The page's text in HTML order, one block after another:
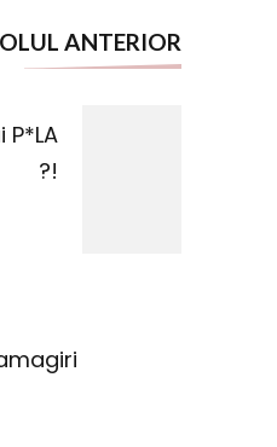
NavigareANTERIOR
?!